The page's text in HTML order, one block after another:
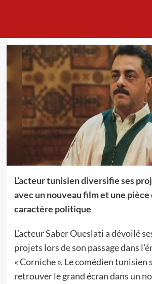
L’acteur tunisien diversifie ses
avec un nouveau film et une pièce
caractère politique
L’acteur Saber Oueslati a dévoilé
projets lors de son passage dans
« Corniche ». Le comédien tunisien
retrouver le grand écran dans un